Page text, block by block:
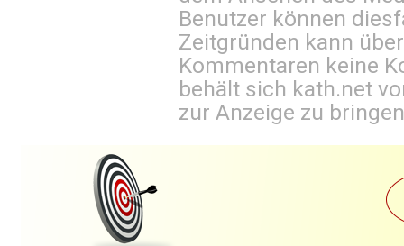
Benutzer können
Zeitgründen kann
Kommentaren keine
behält sich kath.net
zur Anzeige zu